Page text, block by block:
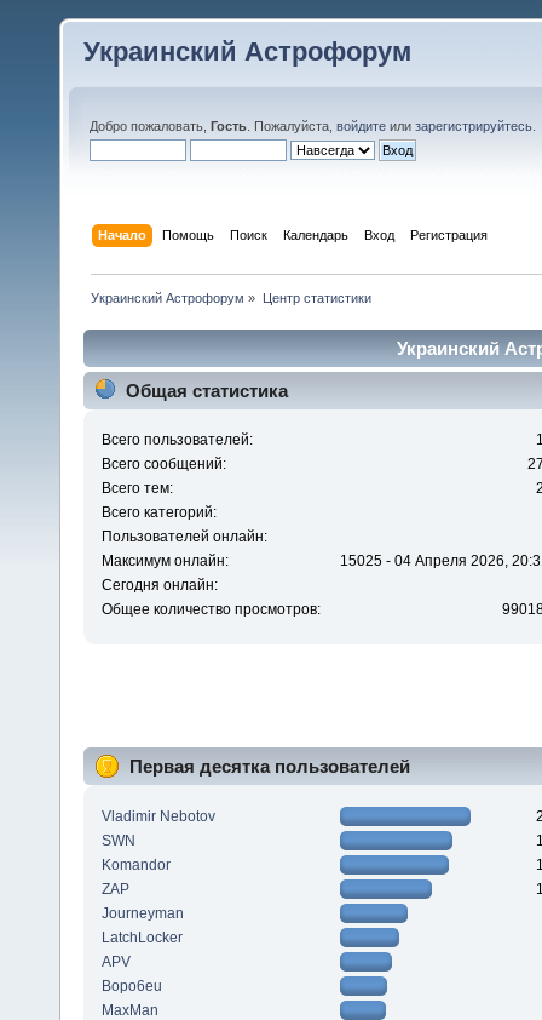
Украинский Астрофорум
Добро пожаловать, Гость . Пожалуйста, войдите или зарегистрируйтесь
Начало Помощь Поиск Календарь Вход Регистрация
Украинский Астрофорум » Центр статистики
Украинский
Общая статистика
Всего пользователей:
Всего сообщений:
Всего тем:
Всего категорий:
Пользователей онлайн:
Максимум онлайн:
15025 - 04 Апреля 2026,
Сегодня онлайн:
Общее количество просмотров:
Первая десятка пользователей
Vladimir Nebotov
SWN
Komandor
ZAP
Journeyman
LatchLocker
APV
Bopo6eu
MaxMan